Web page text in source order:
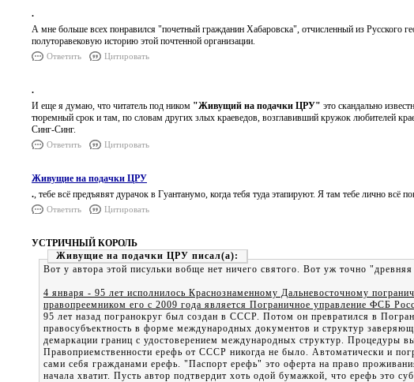
.
А мне больше всех понравился "почетный гражданин Хабаровска", отчисленный из Русского
полуторавековую историю этой почтенной организации.
Ответить Цитировать
.
И еще я думаю, что читатель под ником "Живущий на подачки ЦРУ" это скандально
тюремный срок и там, по словам других злых краеведов, возглавивший кружок любителей
Синг-Синг.
Ответить Цитировать
Живущие на подачки ЦРУ
., тебе всё предъявят дурачок в Гуантанумо, когда тебя туда этапируют. Я там тебе лично всё
Ответить Цитировать
УСТРИЧНЫЙ КОРОЛЬ
Живущие на подачки ЦРУ
Вот у автора этой писульки вобще нет ничего святого. Вот уж точно
4 января - 95 лет исполнилось Краснознаменному Дальневосточному
правопреемником его с 2009 года является Пограничное управление ФСБ
95 лет назад погранокруг был создан в СССР. Потом он превратился в
правосубъектность в форме международных документов и структур
демаркации границ с удостоверением международных структур. Процедуры
Правоприемственности ерефь от СССР никогда не было. Автоматически и
сами себя гражданами ерефь. "Паспорт ерефь" это оферта на право
начала хватит. Пусть автор подтвердит хоть одой бумажкой, что ерефь это